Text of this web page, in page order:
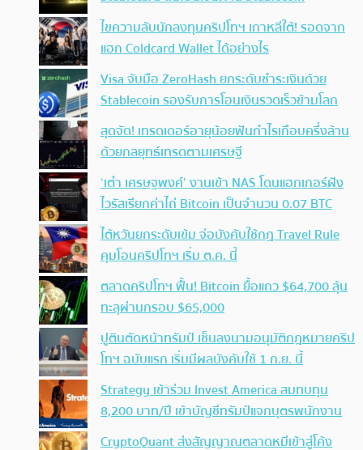
ไขความลับนักลงทุนคริปโทฯ เกาหลีใต้! รอดจาก
แฮก Coldcard Wallet ได้อย่างไร
Visa จับมือ ZeroHash ยกระดับชำระเงินด้วย
Stablecoin รองรับการโอนเงินรวดเร็วข้ามโลก
สุดจัด! เทรดเดอร์อายุน้อยฟันกำไรเกือบครึ่งล้าน
ด้วยกลยุทธ์เทรดตามเศรษฐี
‘เต๋า เศรษฐพงศ์’ งานเข้า NAS โดนแฮกเกอร์ฝัง
ไวรัสเรียกค่าไถ่ Bitcoin เป็นจำนวน 0.07 BTC
ไต้หวันยกระดับเข้ม จ่อบังคับใช้กฏ Travel Rule
คุมโอนคริปโทฯ เริ่ม ต.ค. นี้
ตลาดคริปโทฯ ฟื้น! Bitcoin ยื้อแถว $64,700 ลุ้น
ทะลุผ่านกรอบ $65,000
ปูตินตัดหน้าทรัมป์ เซ็นลงนามอนุมัติกฎหมายคริป
โทฯ ฉบับแรก เริ่มมีผลบังคับใช้ 1 ก.ย. นี้
Strategy เข้าร่วม Invest America สมทบทุน
8,200 บาท/ปี เข้าบัญชีทรัมป์แจกบุตรพนักงาน
CryptoQuant ส่งสัญญาณตลาดหมีเข้าสู่โค้ง